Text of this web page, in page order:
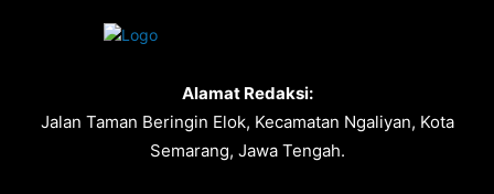
Alamat Redaksi:
Jalan Taman Beringin Elok, Kecamatan Ngaliyan, Kota
Semarang, Jawa Tengah.